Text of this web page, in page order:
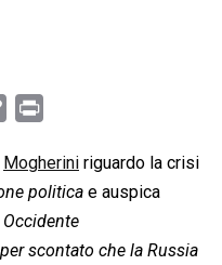
p
y
L
i
i
n
t
Mogherini riguardo la crisi
politica  e auspica
scontato che la Russia